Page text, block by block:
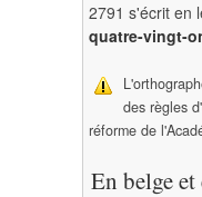
2791 s'écrit en
quatre-vingt-
des règles
réforme de
En belge et